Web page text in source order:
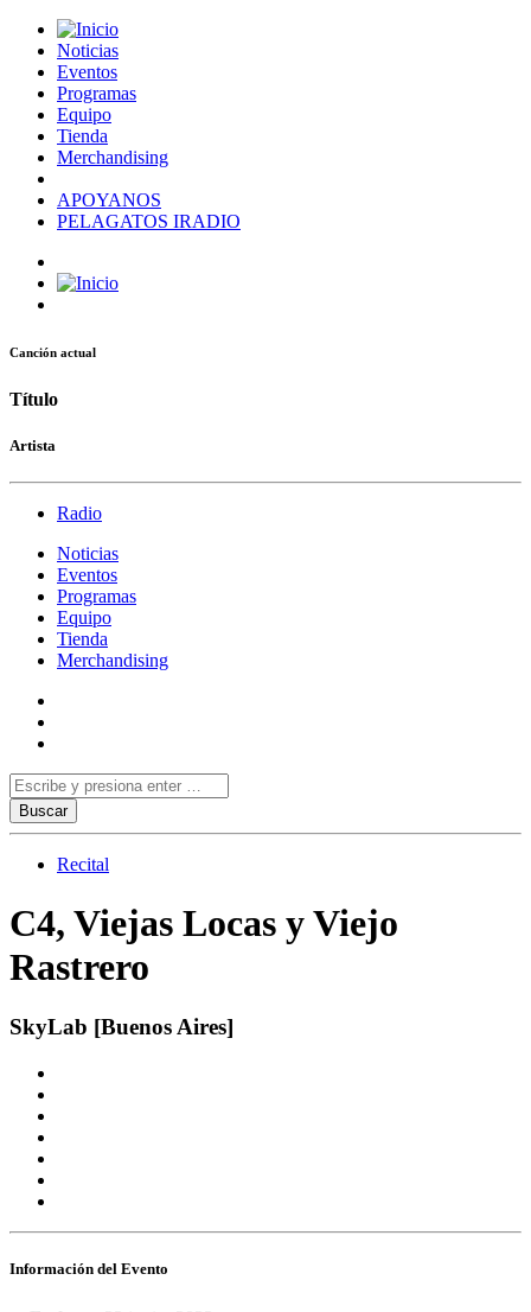
Noticias
Eventos
Programas
Equipo
Tienda
Merchandising
APOYANOS
PELAGATOS IRADIO
Canción actual
Título
Artista
Radio
Noticias
Eventos
Programas
Equipo
Tienda
Merchandising
Recital
C4, Viejas Locas y Viejo
Rastrero
SkyLab [Buenos Aires]
Información del Evento